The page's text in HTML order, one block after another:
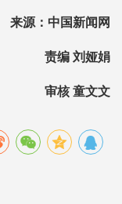
来源：中国新闻网
责编 刘娅娟
审核 童文文